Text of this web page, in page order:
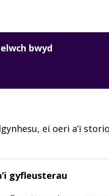
bwyd
ei oeri a’i
gyfleusterau